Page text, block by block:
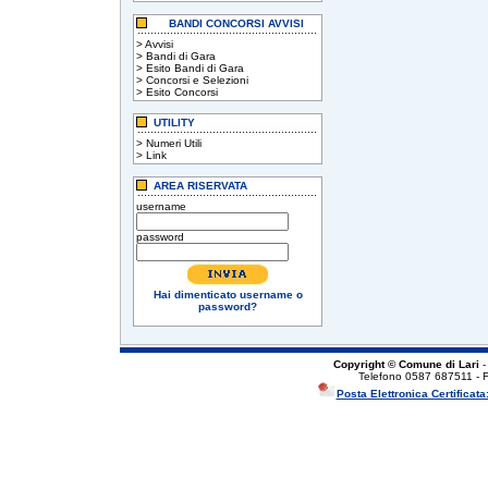
BANDI CONCORSI AVVISI
>Avvisi
> Bandi di Gara
> Esito Bandi di Gara
> Concorsi e Selezioni
> Esito Concorsi
UTILITY
> Numeri Utili
> Link
AREA RISERVATA
username
password
Hai dimenticato username o
password?
Copyright © Comune di Lari -
Telefono 0587 687511 -
Posta Elettronica Certificata: